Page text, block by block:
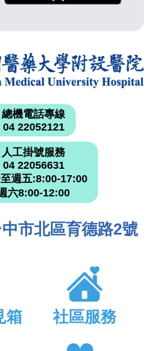
總機電話專線
04 22052121
人工掛號服務
04 22056631
週五:8:00-17:00
六8:00-12:00
市北區育德路2號
箱 社區服務